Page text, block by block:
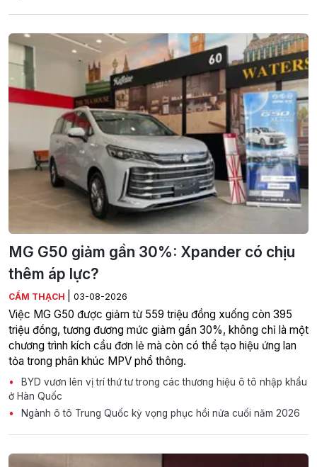
MG G50 giảm gần 30%: Xpander có chịu
thêm áp lực?
CẨM THẠCH 03-08-2026
Việc MG G50 được giảm từ 559 triệu đồng xuống còn 395
triệu đồng, tương đương mức giảm gần 30%, không chỉ là một
chương trình kích cầu đơn lẻ mà còn có thể tạo hiệu ứng lan
tỏa trong phân khúc MPV phổ thông.
BYD vươn lên vị trí thứ tư trong các thương hiệu ô tô nhập khẩu
ở Hàn Quốc
Ngành ô tô Trung Quốc kỳ vọng phục hồi nửa cuối năm 2026